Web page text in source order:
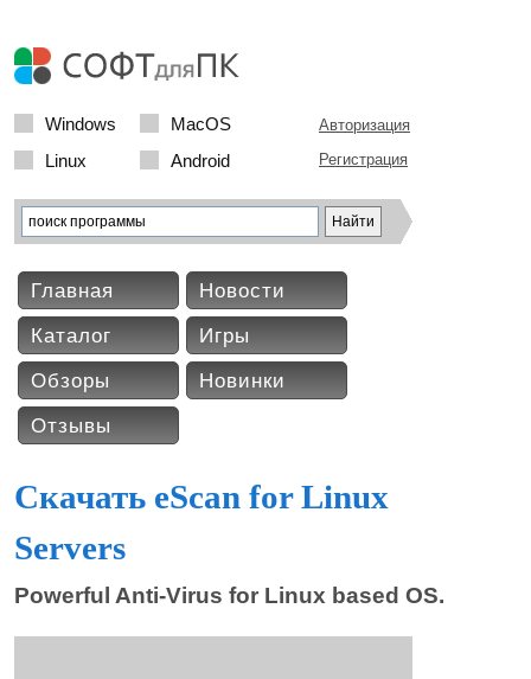
Windows
MacOS
Linux
Android
Авторизация
Регистрация
Главная
Новости
Каталог
Игры
Обзоры
Новинки
Отзывы
Скачать eScan for Linux
Servers
Powerful Anti-Virus for Linux based OS.